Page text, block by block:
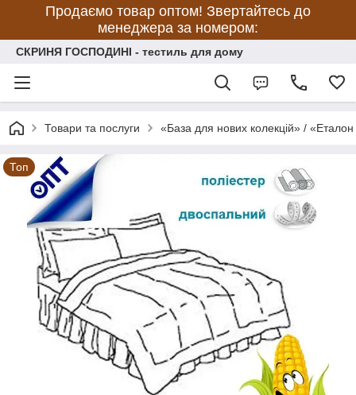
Продаємо товар оптом! Звертайтесь до
менеджера за номером:
СКРИНЯ ГОСПОДИНІ - тестиль для дому
Товари та послуги «База для нових колекцій» / «Еталон
Топ